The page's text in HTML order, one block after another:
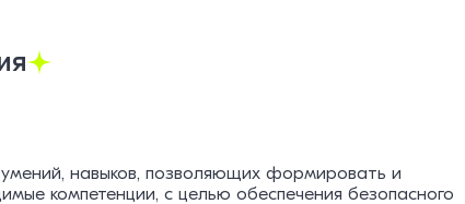
навыков, позволяющих формировать и
компетенции, с целью обеспечения безопасного